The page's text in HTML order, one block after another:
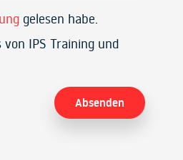
gelesen habe.
IPS Training und